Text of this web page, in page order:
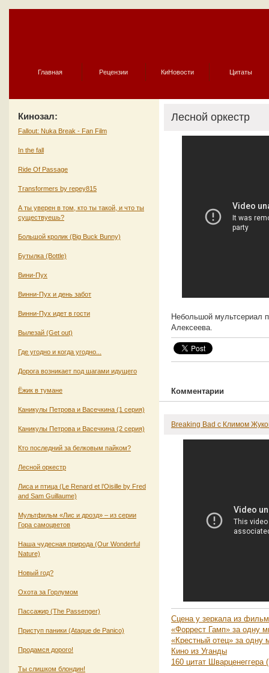
Главная Рецензии КиНовости Цитаты
Кинозал:
Fallout: Nuka Break - Fan Film
In the fall
Ride Of Passage
Transformers by repey815
А ты уверен в том, кто ты такой, и что ты
существуешь?
Большой кролик (Big Buck Bunny)
Бутылка (Bottle)
Вини-Пух
Винни-Пух и день забот
Винни-Пух идет в гости
Вылезай (Get out)
Где угодно и когда угодно...
Дорога возникает под шагами идущего
Ёжик в тумане
Каникулы Петрова и Васечкина (1 серия)
Каникулы Петрова и Васечкина (2 серия)
Кто последний за белковым пайком?
Лесной оркестр
Лиса и птица (Le Renard et l’Oisille by Fred
and Sam Guillaume)
Мультфильм «Лис и дрозд» – из серии
Гора самоцветов
Наша чудесная природа (Our Wonderful
Nature)
Новый год?
Охота за Горлумом
Пассажир (The Passenger)
Приступ паники (Ataque de Panico)
Продамся дорого!
Ты слишком блондин!
Лесной оркестр
Небольшой мультсериал
Алексеева.
Комментарии
Breaking Bad с Климом
Сцена у зеркала из
«Форрест Гамп» за одну
«Крестный отец» за одну
Кино из Уганды
160 цитат